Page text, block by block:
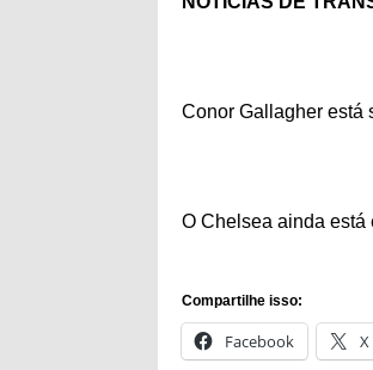
Conor Gallagher está
O Chelsea ainda está
Compartilhe isso:
Facebook X